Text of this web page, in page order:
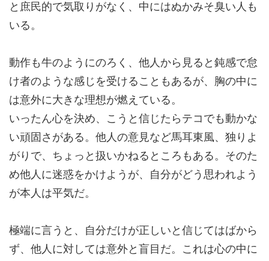
と 庶民的で気取りがなく、中にはぬかみそ臭い人も
いる。
動作も牛のようにのろく、他人から見ると鈍感で怠
け者のような感じを受けることもあるが、胸の中に
は意外に大きな理想が燃えている。
いったん心を決め、こうと信じたら テコでも動かな
い頑固さ がある。他人の意見など馬耳東風、独りよ
がりで、ちょっと扱いかねるところもある。そのた
め他人に迷惑をかけようが、自分がどう思われよう
が本人は平気だ。
極端に言うと、 自分だけが正しいと信じてはばから
ず、他人に対しては意外と 盲目だ。これは心の中に